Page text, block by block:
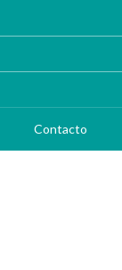
Contacto